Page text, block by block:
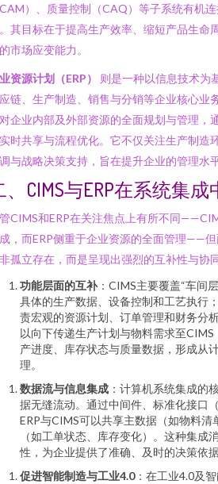
）、质量控制（CAQ）等子系统有机
其目标在于提高生产效率、缩短产品生命
市场应变能力。
资源计划（ERP）
则是一种以信息技术为
链、生产制造、销售与分销等企业核心业
企业内部及外部资源的全面规划与管理，
时共享与流程优化。它不仅关注生产制造
与战略决策支持，旨在提升企业的管理水
、CIMS与ERP在系统集
CIMS和ERP在关注焦点上有所不同
，而ERP侧重于企业资源的全面管理——
孤立存在，而是呈现出强烈的互补性与协同
功能层面的互补：CIMS主要覆盖“车间
具体的生产数据、设备控制和工艺执行
责宏观的资源计划、订单管理和财务分
以向下传递生产计划与物料需求至
产进度、库存状态与质量数据，形成从
理。
数据流与信息集成 ：计算机系统集成的
据无缝流动。通过中间件、标准化接口
ERP与CIMS可以共享主数据（如物料
（如工单状态、库存变化）。这种集成
性，为企业提供了准确、及时的决策依据
促进智能制造与工业4.0：在工业4.0及